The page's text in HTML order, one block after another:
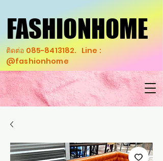
FASHIONHOME
FASHIONHOME
ติดต่อ 085-8413182. Line :
@fashionhome